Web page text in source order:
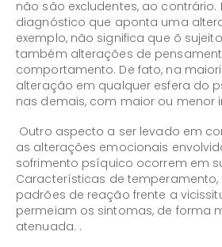
não são excludentes, ao contrário.
diagnóstico que aponta uma
exemplo, não significa que õ
também alterações de
comportamento. De fato, na
alteração em qualquer esfera do
nas demais, com maior ou menor
Outro aspecto a ser levado em
as alterações emocionais
sofrimento psíquico ocorrem em
Características de
padrões de reação frente a
permeiam os sintomas, de forma
atenuada. .